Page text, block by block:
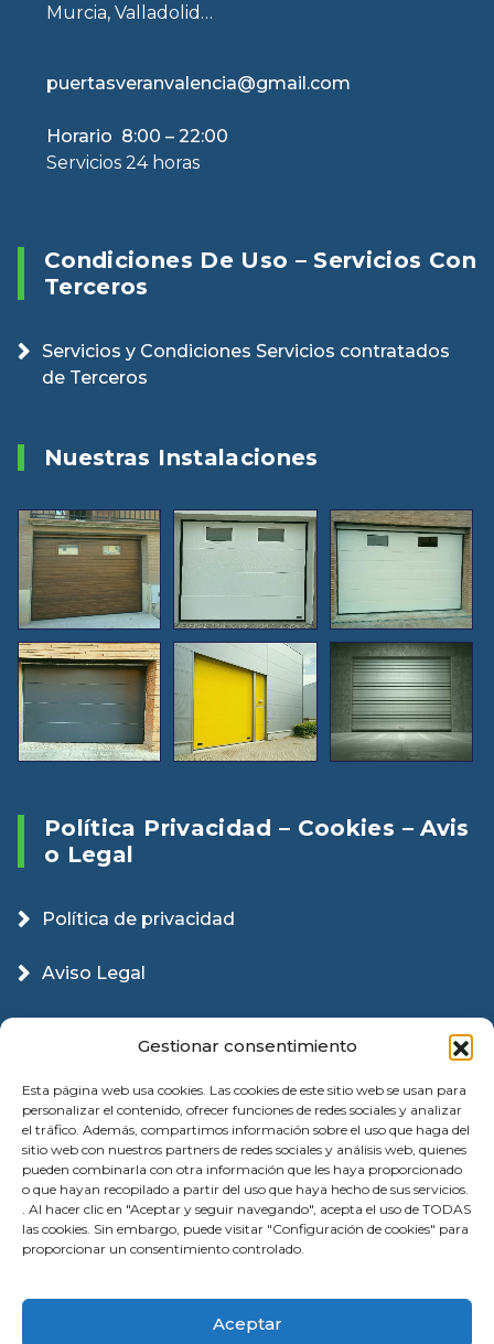
Gestionar consentimiento
Esta página web usa cookies. Las cookies de este sitio web se usan para
personalizar el contenido, ofrecer funciones de redes sociales y analizar
el tráfico. Además, compartimos información sobre el uso que haga del
sitio web con nuestros partners de redes sociales y análisis web, quienes
pueden combinarla con otra información que les haya proporcionado
o que hayan recopilado a partir del uso que haya hecho de sus servicios.
. Al hacer clic en "Aceptar y seguir navegando", acepta el uso de TODAS
las cookies. Sin embargo, puede visitar "Configuración de cookies" para
proporcionar un consentimiento controlado.
Aceptar
Murcia, Valladolid…
puertasveranvalencia@gmail.com
Horario 8:00 – 22:00
Servicios 24 horas
Condiciones De Uso – Servicios Con
Terceros
Servicios y Condiciones Servicios contratados
de Terceros
Nuestras Instalaciones
Política Privacidad – Cookies – Avis
O Legal
Política de privacidad
Aviso Legal
© 2026 Instalación Puertas Garaje Valencia |